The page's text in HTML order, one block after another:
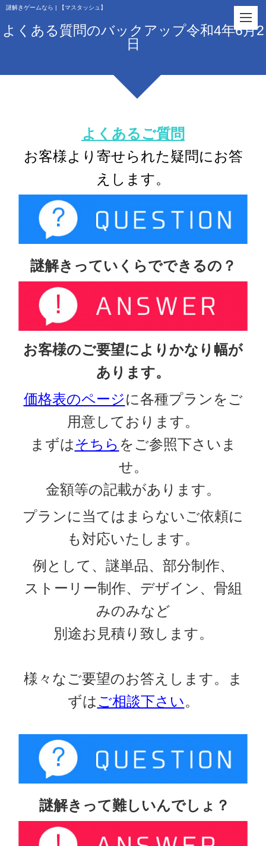
謎解きゲームなら | 【マスタッシュ】
よくある質問のバックアップ令和4年6月2
日
よくあるご質問
お客様より寄せられた疑問にお答
えします。
謎解きっていくらでできるの？
お客様のご要望によりかなり幅が
あります。
価格表のページに各種プランをご
用意しております。
まずはそちら をご参照下さいま
せ。
金額等の記載があります。
プランに当てはまらないご依頼に
も対応いたします。
例として、謎単品、部分制作、
ストーリー制作、デザイン、骨組
みのみなど
別途お見積り致します。
様々なご要望のお答えします。ま
ずはご相談下さい。
謎解きって難しいんでしょ？